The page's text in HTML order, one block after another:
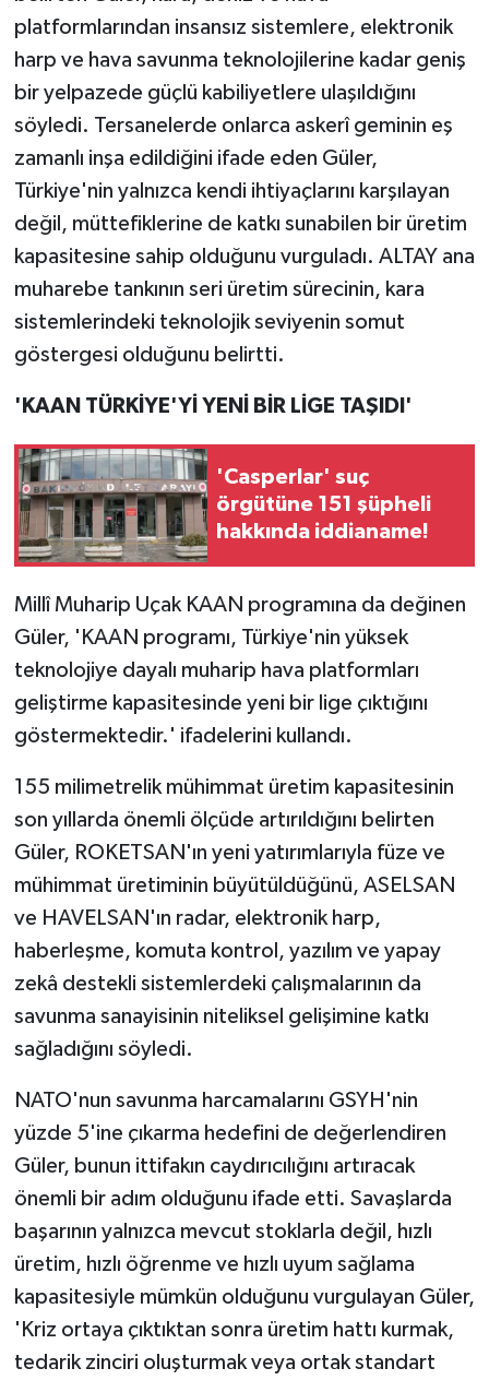
platformlarından insansız sistemlere, elektronik
harp ve hava savunma teknolojilerine kadar geniş
bir yelpazede güçlü kabiliyetlere ulaşıldığını
söyledi. Tersanelerde onlarca askerî geminin eş
zamanlı inşa edildiğini ifade eden Güler,
Türkiye'nin yalnızca kendi ihtiyaçlarını karşılayan
değil, müttefiklerine de katkı sunabilen bir üretim
kapasitesine sahip olduğunu vurguladı. ALTAY ana
muharebe tankının seri üretim sürecinin, kara
sistemlerindeki teknolojik seviyenin somut
göstergesi olduğunu belirtti.
'KAAN TÜRKİYE'Yİ YENİ BİR LİGE TAŞIDI'
'Casperlar' suç
örgütüne 151 şüpheli
hakkında iddianame!
Millî Muharip Uçak KAAN programına da değinen
Güler, 'KAAN programı, Türkiye'nin yüksek
teknolojiye dayalı muharip hava platformları
geliştirme kapasitesinde yeni bir lige çıktığını
göstermektedir.' ifadelerini kullandı.
155 milimetrelik mühimmat üretim kapasitesinin
son yıllarda önemli ölçüde artırıldığını belirten
Güler, ROKETSAN'ın yeni yatırımlarıyla füze ve
mühimmat üretiminin büyütüldüğünü, ASELSAN
ve HAVELSAN'ın radar, elektronik harp,
haberleşme, komuta kontrol, yazılım ve yapay
zekâ destekli sistemlerdeki çalışmalarının da
savunma sanayisinin niteliksel gelişimine katkı
sağladığını söyledi.
NATO'nun savunma harcamalarını GSYH'nin
yüzde 5'ine çıkarma hedefini de değerlendiren
Güler, bunun ittifakın caydırıcılığını artıracak
önemli bir adım olduğunu ifade etti. Savaşlarda
başarının yalnızca mevcut stoklarla değil, hızlı
üretim, hızlı öğrenme ve hızlı uyum sağlama
kapasitesiyle mümkün olduğunu vurgulayan Güler,
'Kriz ortaya çıktıktan sonra üretim hattı kurmak,
tedarik zinciri oluşturmak veya ortak standart